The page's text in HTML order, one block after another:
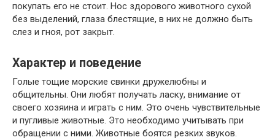
покупать его не стоит. Нос здорового животного сухой
без выделений, глаза блестящие, в них не должно быть
слез и гноя, рот закрыт.
Характер и поведение
Голые тощие морские свинки дружелюбны и
общительны. Они любят получать ласку, внимание от
своего хозяина и играть с ним. Это очень чувствительные
и пугливые животные. Это необходимо учитывать при
обращении с ними. Животные боятся резких звуков.